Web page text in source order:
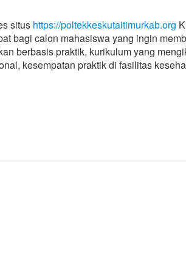
situs https://poltekkeskutaitimurkab.org
bagi calon mahasiswa yang ingin
berbasis praktik, kurikulum yang
kesempatan praktik di fasilitas